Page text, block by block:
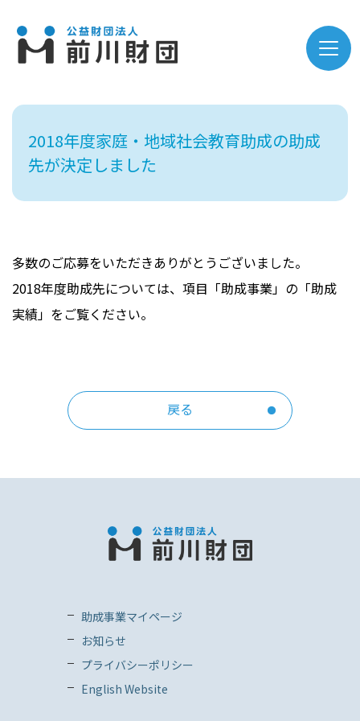
2018年度家庭・地域社会教育助成の助成
先が決定しました
多数のご応募をいただきありがとうございました。
2018年度助成先については、項目「助成事業」の「助成
実績」をご覧ください。
戻る
助成事業マイページ
お知らせ
プライバシーポリシー
English Website